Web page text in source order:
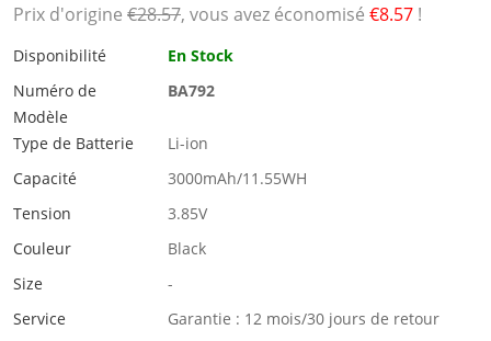
Prix ​​d'origine €28.57, vous avez économisé €8.57 !
Disponibilité
En Stock
Numéro de
Modèle
BA792
Type de Batterie
Li-ion
Capacité
3000mAh/11.55WH
Tension
3.85V
Couleur
Black
Size
-
Service
Garantie : 12 mois/30 jours de retour